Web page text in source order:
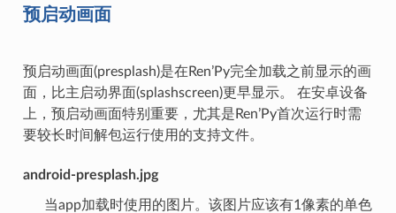
预启动画面
预启动画面(presplash)是在Ren’Py完全加载之前显示的画
面，比主启动界面(splashscreen)更早显示。 在安卓设备
上，预启动画面特别重要，尤其是Ren’Py首次运行时需
要较长时间解包运行使用的支持文件。
android-presplash.jpg
当app加载时使用的图片。该图片应该有1像素的单色